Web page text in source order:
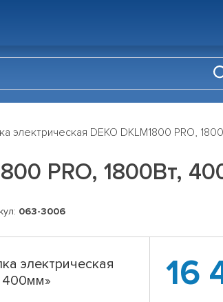
электрическая DEKO DKLM1800 PRO,
PRO, 1800Вт,
063-3006
электрическая
400мм»
16